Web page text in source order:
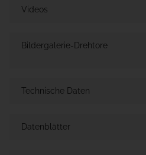
Videos
Bildergalerie-Drehtore
Technische Daten
Datenblätter